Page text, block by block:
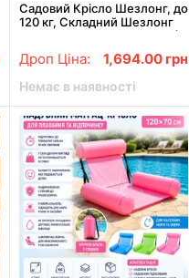
Садовий Крісло Шезлонг, до
120 кг, Складний Шезлонг
для Дачи Zero Gravity XXL (з
Дроп Ціна: 1,694.00 грн
Немає в наявності